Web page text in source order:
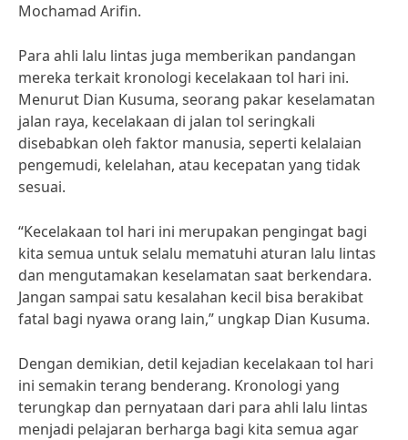
Mochamad Arifin.
Para ahli lalu lintas juga memberikan pandangan
mereka terkait kronologi kecelakaan tol hari ini.
Menurut Dian Kusuma, seorang pakar keselamatan
jalan raya, kecelakaan di jalan tol seringkali
disebabkan oleh faktor manusia, seperti kelalaian
pengemudi, kelelahan, atau kecepatan yang tidak
sesuai.
“Kecelakaan tol hari ini merupakan pengingat bagi
kita semua untuk selalu mematuhi aturan lalu lintas
dan mengutamakan keselamatan saat berkendara.
Jangan sampai satu kesalahan kecil bisa berakibat
fatal bagi nyawa orang lain,” ungkap Dian Kusuma.
Dengan demikian, detil kejadian kecelakaan tol hari
ini semakin terang benderang. Kronologi yang
terungkap dan pernyataan dari para ahli lalu lintas
menjadi pelajaran berharga bagi kita semua agar